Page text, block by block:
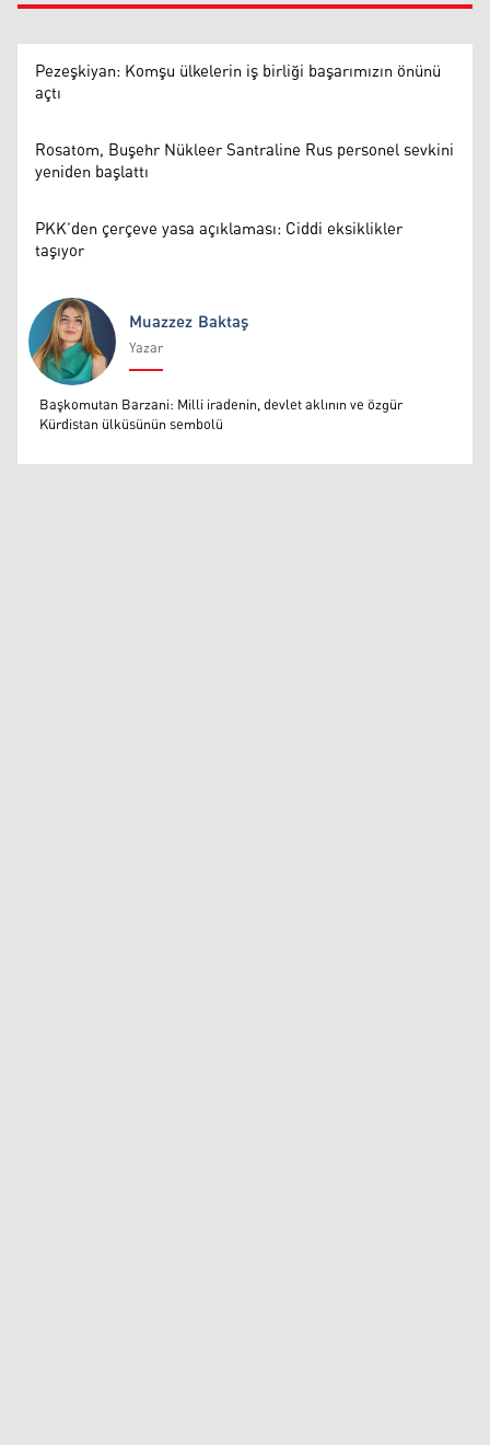
Pezeşkiyan: Komşu ülkelerin iş birliği başarımızın önünü
açtı
Rosatom, Buşehr Nükleer Santraline Rus personel sevkini
yeniden başlattı
PKK’den çerçeve yasa açıklaması: Ciddi eksiklikler
taşıyor
Muazzez Baktaş
Muazzez Baktaş
Yazar
Başkomutan Barzani: Milli iradenin, devlet aklının ve özgür
Kürdistan ülküsünün sembolü